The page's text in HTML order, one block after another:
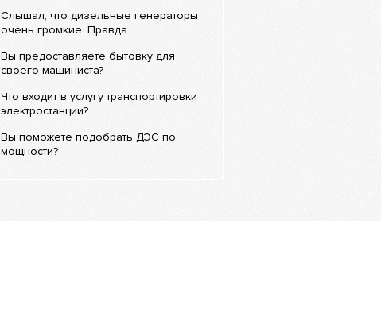
Слышал, что дизельные генераторы
очень громкие. Правда..
Вы предоставляете бытовку для
своего машиниста?
Что входит в услугу транспортировки
электростанции?
Вы поможете подобрать ДЭС по
мощности?